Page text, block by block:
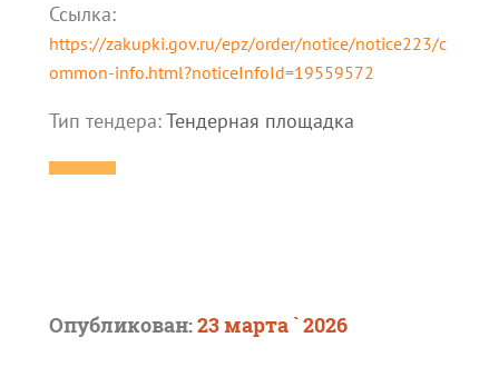
Ссылка:
https://zakupki.gov.ru/epz/order/notice/notice223/c
ommon-info.html?noticeInfoId=19559572
Тип тендера:Тендерная площадка
Опубликован:23 марта ` 2026